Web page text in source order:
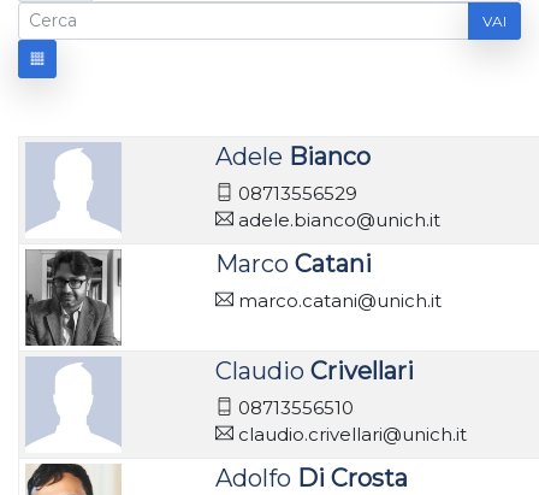
VAI
Adele Bianco
08713556529
adele.bianco@unich.it
Marco Catani
marco.catani@unich.it
Claudio Crivellari
08713556510
claudio.crivellari@unich.it
Adolfo Di Crosta